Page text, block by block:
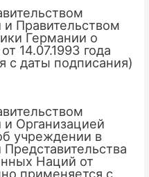
Правительством
Германии о
14.07.1993 года
с даты подписания)
Организацией
учреждении в
Наций от
применяется с